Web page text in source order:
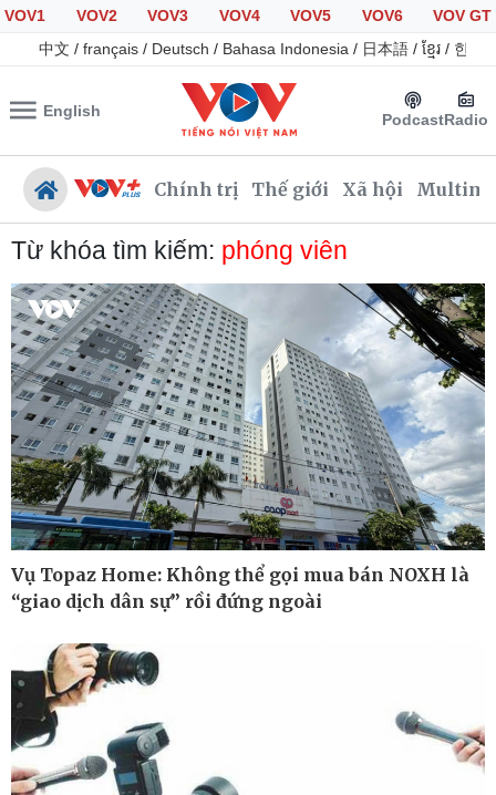
VOV1 VOV2 VOV3 VOV4 VOV5 VOV6
VOV GT
中文 / français / Deutsch / Bahasa Indonesia / 日本語 / ខ្មែរ / 한국
English PodcastRadio
Chính trị Thế giới Xã hội
Chính trị
Đảng
Tổ chức nhân sự
Quốc hội
Nhận diện sự thật
Tin 24h
Giáo dục
Dự báo thời tiết
Dấu ấn VOV
Việc làm
Biển đảo
Từ khóa tìm kiếm: phóng viên
Vụ Topaz Home: Không thể gọi mua bán NOXH là
“giao dịch dân sự” rồi đứng ngoài